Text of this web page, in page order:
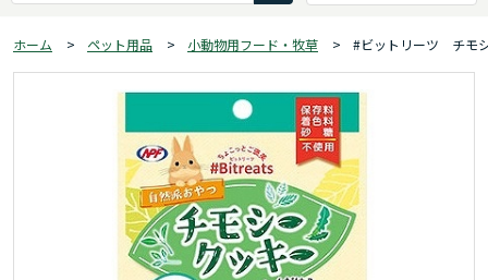
ホーム > ペット用品 > 小動物用フード・牧草 > #ビットリーツ チモ